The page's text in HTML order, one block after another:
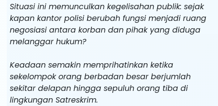
Situasi ini memunculkan kegelisahan publik: sejak
kapan kantor polisi berubah fungsi menjadi ruang
negosiasi antara korban dan pihak yang diduga
melanggar hukum?
Keadaan semakin memprihatinkan ketika
sekelompok orang berbadan besar berjumlah
sekitar delapan hingga sepuluh orang tiba di
lingkungan Satreskrim.